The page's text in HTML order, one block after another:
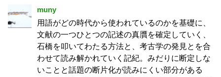
muny
用語がどの時代から使われているのかを基礎に、
文献の一つひとつの記述の真贋を確定していく、
石橋を叩いてわたる方法と、考古学の発見とを合
わせて読み解かれていく記紀。みだりに断定しな
いことと話題の断片化が読みにくい部分がある